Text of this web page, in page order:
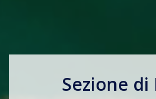
Sezione di